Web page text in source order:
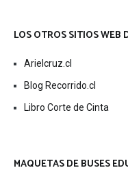
LOS OTROS SITIOS WEB
Arielcruz.cl
Blog Recorrido.cl
Libro Corte de Cinta
MAQUETAS DE BUSES